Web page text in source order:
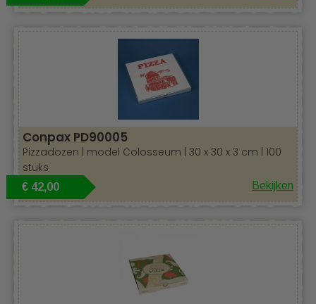
Conpax PD90005
Pizzadozen | model Colosseum | 30 x 30 x 3 cm | 100
stuks
€ 42,00 Bekijken